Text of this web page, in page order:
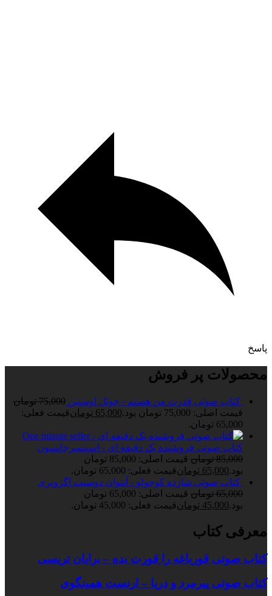
پاسخ
محصولات پر فروش
کتاب صوتی قدرت من هستم - جوئل اوستین 75,000 تومان
قیمت اصلی: 75,000 تومان بود.
65,000 تومانقیمت فعلی:
65,000 تومان.
کتاب صوتی فروشنده یک دقیقه ای - اسپنسرجانسون
85,000 تومان
قیمت اصلی: 85,000 تومان
بود.65,000 تومانقیمت فعلی: 65,000 تومان.
کتاب صوتی شازده کوچولو - آنتوان دوسنت اگزوپری
65,000 تومان
قیمت اصلی: 65,000 تومان
بود.45,000 تومانقیمت فعلی: 45,000 تومان.
معرفی کتاب
کتاب صوتی قورباغه را قورت بده – برایان تریسی
کتاب صوتی پیرمرد و دریا – ارنست همینگوی